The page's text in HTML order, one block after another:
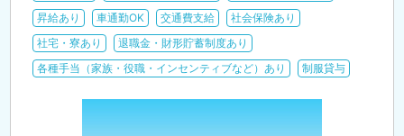
昇給あり
車通勤OK 交通費支給
社会保険あり
社宅・寮あり
退職金・財形貯蓄制度あり
各種手当（家族・役職・インセンティブなど）あり
制服貸与